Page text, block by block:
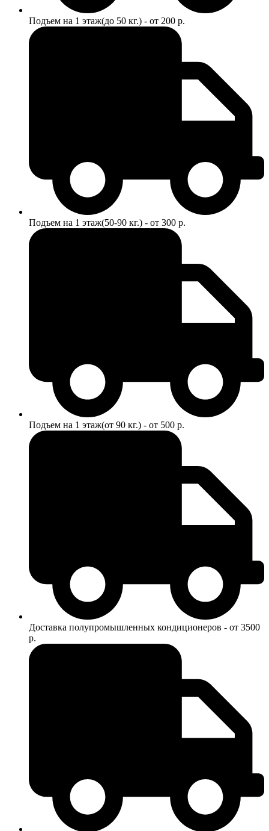
Подъем на 1 этаж(до 50 кг.) - от 200 р.
Подъем на 1 этаж(50-90 кг.) - от 300 р.
Подъем на 1 этаж(от 90 кг.) - от 500 р.
Доставка полупромышленных кондиционеров - от 3500
р.